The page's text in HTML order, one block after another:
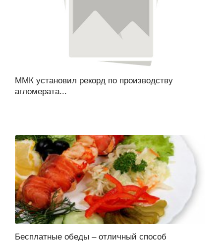
ММК установил рекорд по производству
агломерата...
Бесплатные обеды – отличный способ